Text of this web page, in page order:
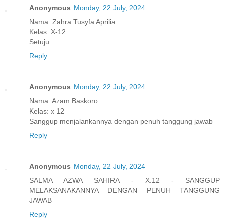
Anonymous Monday, 22 July, 2024
Nama: Zahra Tusyfa Aprilia
Kelas: X-12
Setuju
Reply
Anonymous Monday, 22 July, 2024
Nama: Azam Baskoro
Kelas: x 12
Sanggup menjalankannya dengan penuh tanggung jawab
Reply
Anonymous Monday, 22 July, 2024
SALMA AZWA SAHIRA - X.12 - SANGGUP
MELAKSANAKANNYA DENGAN PENUH TANGGUNG
JAWAB
Reply